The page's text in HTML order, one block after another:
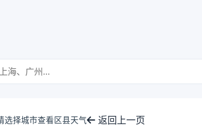
选择城市查看区县天气 返回上一页